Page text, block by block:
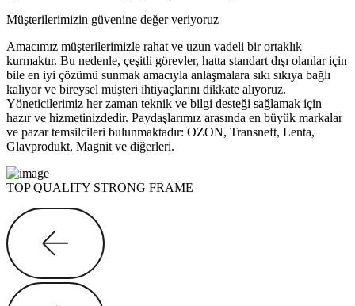
Müşterilerimizin güvenine değer veriyoruz
Amacımız müşterilerimizle rahat ve uzun vadeli bir ortaklık
kurmaktır. Bu nedenle, çeşitli görevler, hatta standart dışı olanlar için
bile en iyi çözümü sunmak amacıyla anlaşmalara sıkı sıkıya bağlı
kalıyor ve bireysel müşteri ihtiyaçlarını dikkate alıyoruz.
Yöneticilerimiz her zaman teknik ve bilgi desteği sağlamak için
hazır ve hizmetinizdedir. Paydaşlarımız arasında en büyük markalar
ve pazar temsilcileri bulunmaktadır: OZON, Transneft, Lenta,
Glavprodukt, Magnit ve diğerleri.
TOP QUALITY STRONG FRAME